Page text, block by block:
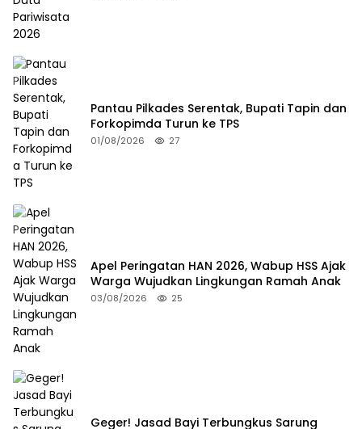
Pantau Pilkades Serentak, Bupati Tapin dan
Forkopimda Turun ke TPS
01/08/2026 27
Apel Peringatan HAN 2026, Wabup HSS Ajak
Warga Wujudkan Lingkungan Ramah Anak
03/08/2026 25
Geger! Jasad Bayi Terbungkus Sarung